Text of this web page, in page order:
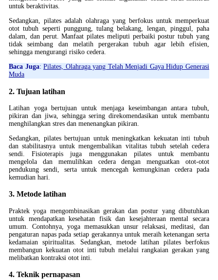
untuk beraktivitas.
Sedangkan, pilates adalah olahraga yang berfokus untuk memperkuat
otot tubuh seperti punggung, tulang belakang, lengan, pinggul, paha
dalam, dan perut. Manfaat pilates meliputi perbaiki postur tubuh yang
tidak seimbang dan melatih pergerakan tubuh agar lebih efisien,
sehingga mengurangi risiko cedera.
Baca Juga:Pilates, Olahraga yang Telah Menjadi Gaya Hidup Generasi
Muda
2. Tujuan latihan
Latihan yoga bertujuan untuk menjaga keseimbangan antara tubuh,
pikiran dan jiwa, sehingga sering direkomendasikan untuk membantu
menghilangkan stres dan menenangkan pikiran.
Sedangkan, pilates bertujuan untuk meningkatkan kekuatan inti tubuh
dan stabilitasnya untuk mengembalikan vitalitas tubuh setelah cedera
sendi. Fisioterapis juga menggunakan pilates untuk membantu
mengelola dan memulihkan cedera dengan menguatkan otot-otot
pendukung sendi, serta untuk mencegah kemungkinan cedera pada
kemudian hari.
3. Metode latihan
Praktek yoga mengombinasikan gerakan dan postur yang dibutuhkan
untuk mendapatkan kesehatan fisik dan kesejahteraan mental secara
umum. Contohnya, yoga memasukkan unsur relaksasi, meditasi, dan
pengaturan napas pada setiap gerakannya untuk meraih ketenangan serta
kedamaian spiritualitas. Sedangkan, metode latihan pilates berfokus
membangun kekuatan otot inti tubuh melalui rangkaian gerakan yang
melibatkan kontraksi otot inti.
4. Teknik pernapasan